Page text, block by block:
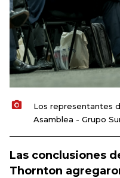
Los representantes
Asamblea - Grupo
Las conclusiones
Thornton